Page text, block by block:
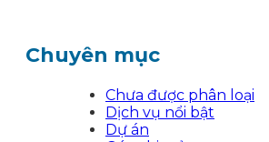
Chuyên mục
Chưa được phân loại
Dịch vụ nổi bật
Dự án